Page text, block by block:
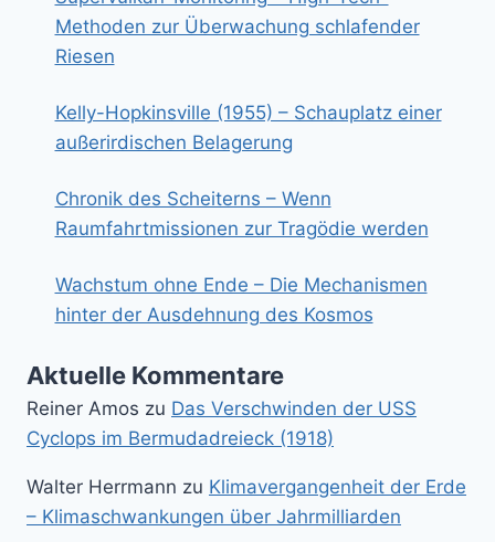
Methoden zur Überwachung schlafender
Riesen
Kelly-Hopkinsville (1955) – Schauplatz einer
außerirdischen Belagerung
Chronik des Scheiterns – Wenn
Raumfahrtmissionen zur Tragödie werden
Wachstum ohne Ende – Die Mechanismen
hinter der Ausdehnung des Kosmos
Aktuelle Kommentare
Reiner Amos zu Das Verschwinden der USS
Cyclops im Bermudadreieck (1918)
Walter Herrmann zu Klimavergangenheit der Erde
– Klimaschwankungen über Jahrmilliarden